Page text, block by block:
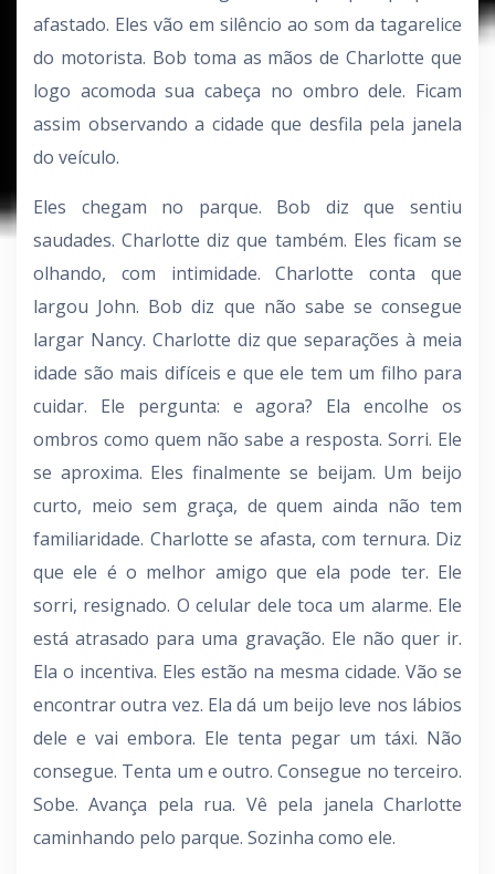
afastado. Eles vão em silêncio ao som da tagarelice
do motorista. Bob toma as mãos de Charlotte que
logo acomoda sua cabeça no ombro dele. Ficam
assim observando a cidade que desfila pela janela
do veículo.
Eles chegam no parque. Bob diz que sentiu
saudades. Charlotte diz que também. Eles ficam se
olhando, com intimidade. Charlotte conta que
largou John. Bob diz que não sabe se consegue
largar Nancy. Charlotte diz que separações à meia
idade são mais difíceis e que ele tem um filho para
cuidar. Ele pergunta: e agora? Ela encolhe os
ombros como quem não sabe a resposta. Sorri. Ele
se aproxima. Eles finalmente se beijam. Um beijo
curto, meio sem graça, de quem ainda não tem
familiaridade. Charlotte se afasta, com ternura. Diz
que ele é o melhor amigo que ela pode ter. Ele
sorri, resignado. O celular dele toca um alarme. Ele
está atrasado para uma gravação. Ele não quer ir.
Ela o incentiva. Eles estão na mesma cidade. Vão se
encontrar outra vez. Ela dá um beijo leve nos lábios
dele e vai embora. Ele tenta pegar um táxi. Não
consegue. Tenta um e outro. Consegue no terceiro.
Sobe. Avança pela rua. Vê pela janela Charlotte
caminhando pelo parque. Sozinha como ele.